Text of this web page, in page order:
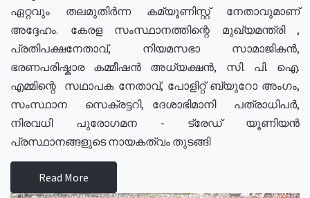
ഏറ്റവും തലമുതിർന്ന കമ്യൂണിസ്റ്റ് നേതാവുമാണ്
അദ്ദേഹം. കേരള സംസ്ഥാനത്തിന്റെ മുഖ്യമന്ത്രി ,
പ്രതിപക്ഷനേതാവ്, നിയമസഭാ സാമാജികൻ,
ഭരണപരിഷ്കാര കമ്മീഷൻ അധ്യക്ഷൻ, സി. പി. ഐ.
എമ്മിന്റെ സഥാപക നേതാവ്, പോളിറ്റ് ബ്യുറോ അംഗം,
സംസ്ഥാന സെക്രട്ടറി, ദേശാഭിമാനി പത്രാധിപർ,
നിരവധി പുരോഗമന - ട്രേഡ് യൂണിയൻ
പ്രസ്ഥാനങ്ങളുടെ നായകത്വം തുടങ്ങി
Read More